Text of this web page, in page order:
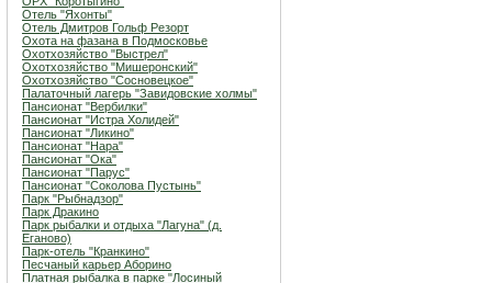
Отель "Яхонты"
Отель Дмитров Гольф Резорт
Охота на фазана в Подмосковье
Охотхозяйство "Выстрел"
Охотхозяйство "Мишеронский"
Охотхозяйство "Сосновецкое"
Палаточный лагерь "Завидовские холмы"
Пансионат "Вербилки"
Пансионат "Истра Холидей"
Пансионат "Ликино"
Пансионат "Нара"
Пансионат "Ока"
Пансионат "Парус"
Пансионат "Соколова Пустынь"
Парк "Рыбнадзор"
Парк Дракино
Парк рыбалки и отдыха "Лагуна" (д.
Еганово)
Парк-отель "Кранкино"
Песчаный карьер Аборино
Платная рыбалка в парке "Лосиный